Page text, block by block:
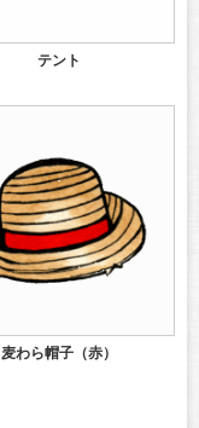
テント
麦わら帽子（赤）